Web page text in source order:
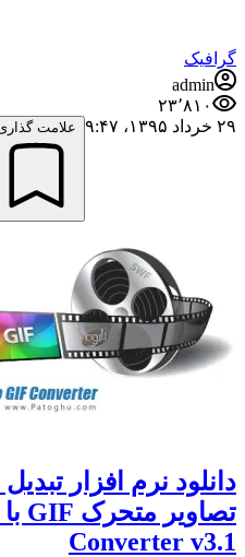
گرافیک
admin
۲۳٬۸۱۰
۲۹ خرداد ۱۳۹۵،‏ ۹:۴۷
علامت
دانلود نرم افزار
Converter v3.1